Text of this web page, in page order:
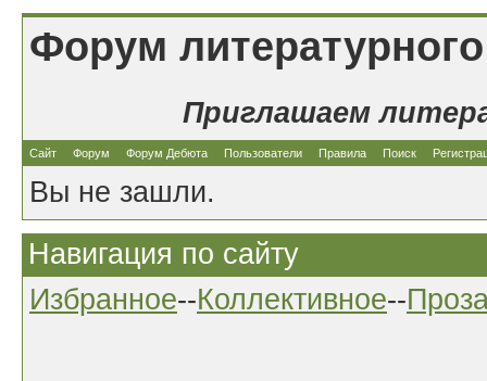
Форум
Приглашаем
Сайт Форум Форум Дебюта Пользователи Правила Поиск
Вы не зашли.
Навигация по сайту
Избранное--Коллективное--